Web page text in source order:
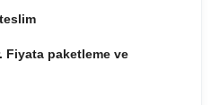
Fiyata paketleme ve